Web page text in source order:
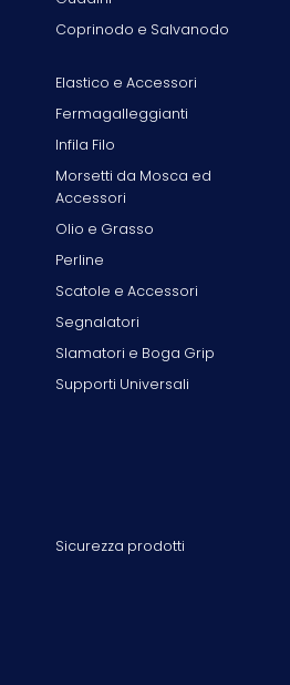
Coprinodo e Salvanodo
Elastico e Accessori
Fermagalleggianti
Infila Filo
Morsetti da Mosca ed
Accessori
Olio e Grasso
Perline
Scatole e Accessori
Segnalatori
Slamatori e Boga Grip
Supporti Universali
Sicurezza prodotti